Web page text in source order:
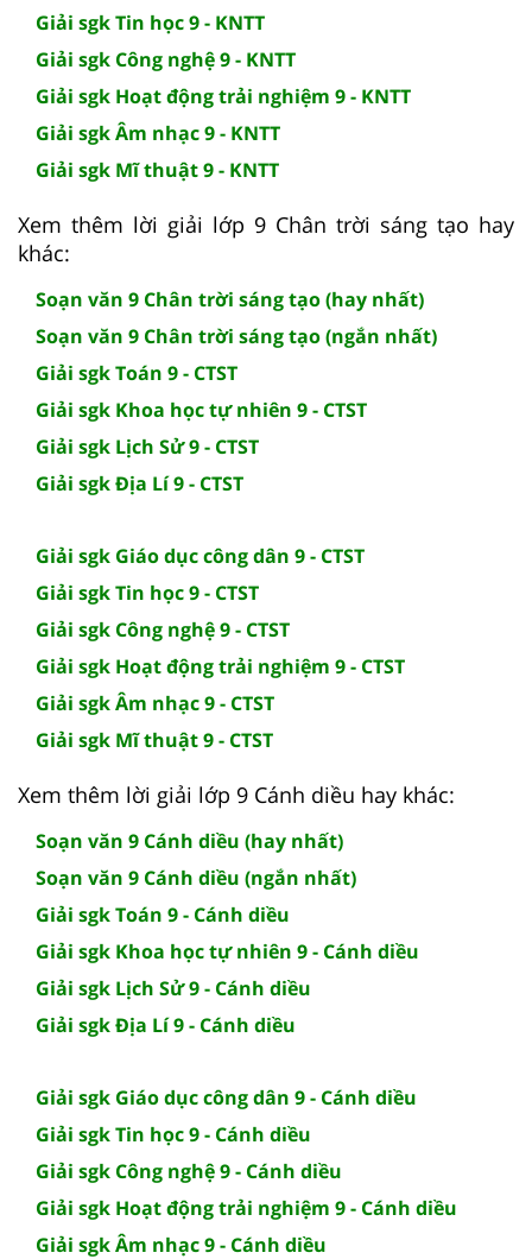
Giải sgk Tin học 9 - KNTT
Giải sgk Công nghệ 9 - KNTT
Giải sgk Hoạt động trải nghiệm 9 - KNTT
Giải sgk Âm nhạc 9 - KNTT
Giải sgk Mĩ thuật 9 - KNTT
Xem thêm lời giải lớp 9 Chân trời sáng tạo hay
khác:
Soạn văn 9 Chân trời sáng tạo (hay nhất)
Soạn văn 9 Chân trời sáng tạo (ngắn nhất)
Giải sgk Toán 9 - CTST
Giải sgk Khoa học tự nhiên 9 - CTST
Giải sgk Lịch Sử 9 - CTST
Giải sgk Địa Lí 9 - CTST
Giải sgk Giáo dục công dân 9 - CTST
Giải sgk Tin học 9 - CTST
Giải sgk Công nghệ 9 - CTST
Giải sgk Hoạt động trải nghiệm 9 - CTST
Giải sgk Âm nhạc 9 - CTST
Giải sgk Mĩ thuật 9 - CTST
Xem thêm lời giải lớp 9 Cánh diều hay khác:
Soạn văn 9 Cánh diều (hay nhất)
Soạn văn 9 Cánh diều (ngắn nhất)
Giải sgk Toán 9 - Cánh diều
Giải sgk Khoa học tự nhiên 9 - Cánh diều
Giải sgk Lịch Sử 9 - Cánh diều
Giải sgk Địa Lí 9 - Cánh diều
Giải sgk Giáo dục công dân 9 - Cánh diều
Giải sgk Tin học 9 - Cánh diều
Giải sgk Công nghệ 9 - Cánh diều
Giải sgk Hoạt động trải nghiệm 9 - Cánh diều
Giải sgk Âm nhạc 9 - Cánh diều